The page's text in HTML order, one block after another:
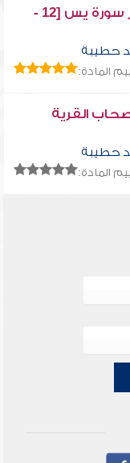
تفسير سورة يس [12 -
حطيبة
المادة:
القرية
حطيبة
المادة: